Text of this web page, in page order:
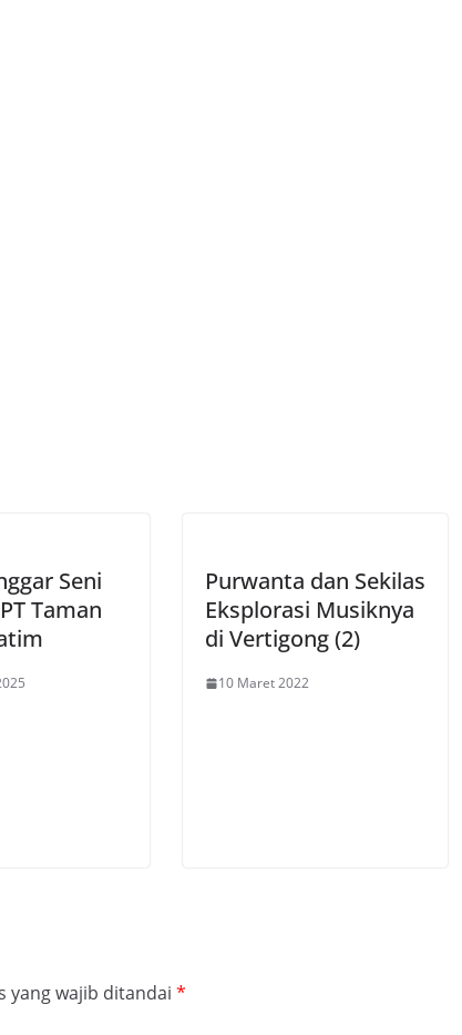
Seni
Taman
Purwanta dan Sekilas
Eksplorasi Musiknya
di Vertigong (2)
10 Maret 2022
yang wajib ditandai *